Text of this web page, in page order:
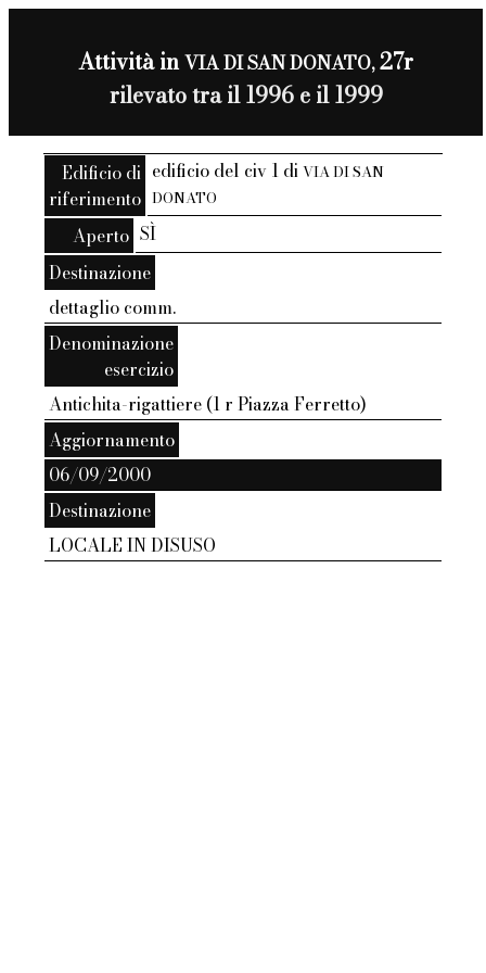
Attività inVIA DI SAN DONATO,27r
rilevato tra il 1996 e il 1999
Edificio di
riferimento
edificio del civ 1 diVIA DI SAN
DONATO
Aperto SÌ
Destinazione
dettaglio comm.
Denominazione
esercizio
Antichita-rigattiere (1 r Piazza Ferretto)
Aggiornamento
06/09/2000
Destinazione
LOCALE IN DISUSO